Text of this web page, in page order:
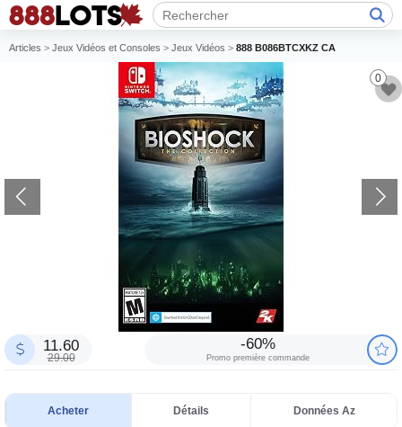
Articles > Jeux Vidéos et Consoles > Jeux Vidéos > 888 B086BTCXKZ CA
0
11.60
29.00
-60%
Promo première commande
Acheter Détails Données Az